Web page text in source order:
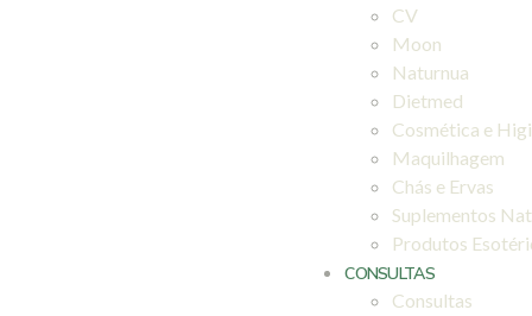
CV
Moon
Naturnua
Dietmed
Cosmética e
Maquilhagem
Chás e Ervas
Suplementos
Produtos
CONSULTAS
Consultas